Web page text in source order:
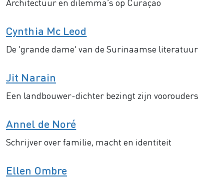
Architectuur en dilemma’s op Curaçao
Cynthia Mc Leod
De 'grande dame' van de Surinaamse literatuur
Jit Narain
Een landbouwer-dichter bezingt zijn voorouders
Annel de Noré
Schrijver over familie, macht en identiteit
Ellen Ombre